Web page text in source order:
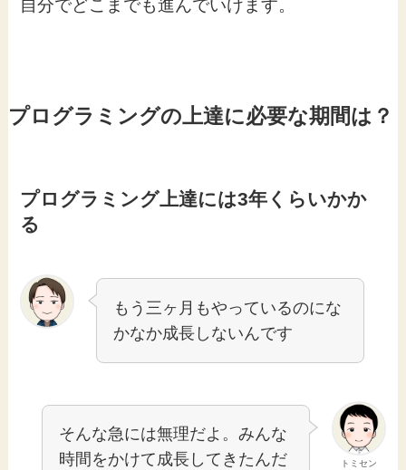
自分でどこまでも進んでいけます。
プログラミングの上達に必要な期間は？
プログラミング上達には3年くらいかか
る
もう三ヶ月もやっているのにな
かなか成長しないんです
トミセン
そんな急には無理だよ。みんな
時間をかけて成長してきたんだ